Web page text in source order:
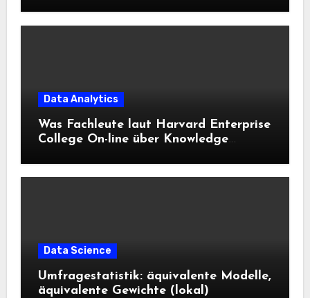
Data Analytics
Was Fachleute laut Harvard Enterprise
College On-line über Knowledge
Data Science
Umfragestatistik: äquivalente Modelle,
äquivalente Gewichte (lokal)